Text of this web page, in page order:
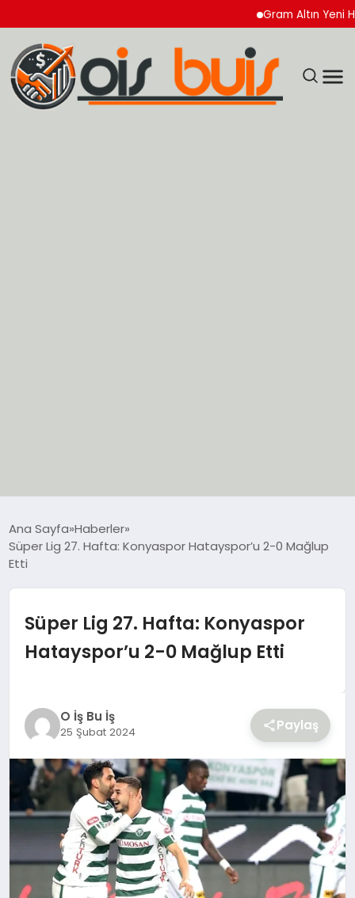
Gram Altın Yeni
EKONOMİ
SIYASET
YAŞAM
Ana Sayfa Haberler
Süper Lig 27. Hafta: Konyaspor Hatayspor’u 2-0 Mağlup
Etti
Süper Lig 27. Hafta: Konyaspor
Hatayspor’u 2-0 Mağlup Etti
O İş Bu İş
25 Şubat 2024 Paylaş